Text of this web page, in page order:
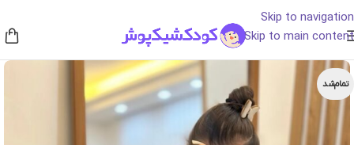
Skip to navigation
Skip to main content
تمام‌شد